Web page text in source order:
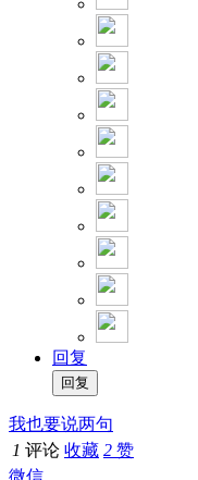
回复
我也要说两句
1 评论 收藏 2 赞
微信